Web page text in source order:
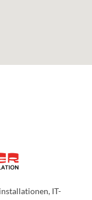
IT-